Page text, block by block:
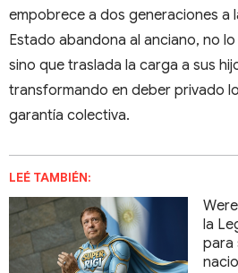
empobrece a dos generaciones a
Estado abandona al anciano, no
sino que traslada la carga a sus
transformando en deber privado
garantía colectiva.
LEÉ TAMBIÉN:
la
para